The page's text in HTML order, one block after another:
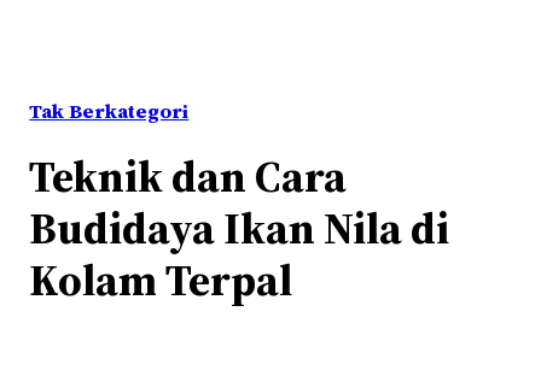
Tak Berkategori
Teknik dan Cara
Budidaya Ikan Nila di
Kolam Terpal